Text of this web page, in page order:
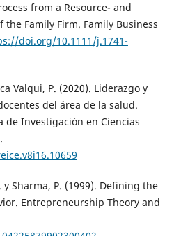
from a Resource- and
the Family Firm. Family Business
doi.org/10.1111/j.1741-
Valqui, P. (2020). Liderazgo y
del área de la salud.
de Investigación en Ciencias
y Sharma, P. (1999). Defining the
Entrepreneurship Theory and